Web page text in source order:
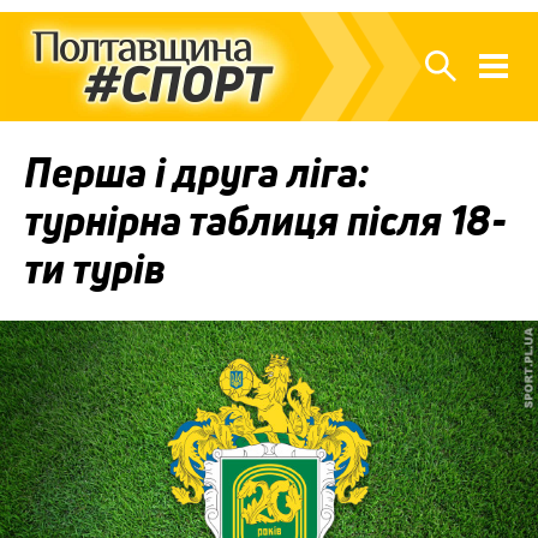
Перша і друга ліга:
турнірна таблиця після 18-
ти турів